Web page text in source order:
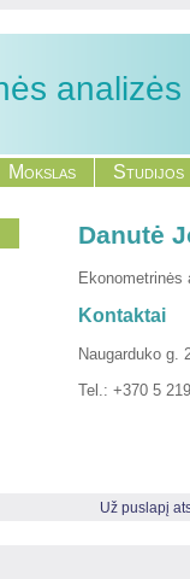
Mokslas Studijos
Danutė
Ekonometrinės
Kontaktai
Naugarduko g.
Tel.: +370 5
Už puslapį